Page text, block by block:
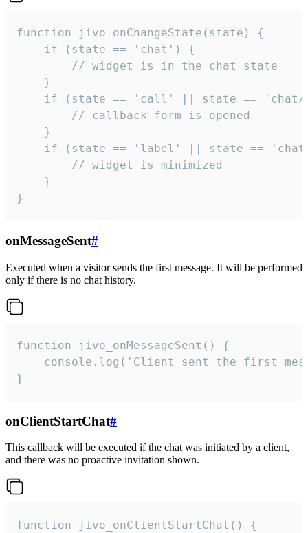
function jivo_onChangeState(state) {
    if (state == 'chat') {
        // widget is in the chat state
    }
if (state == 'call' || state ==
        // callback form is opened
    }
if (state == 'label' || state ==
        // widget is minimized
    }
}
onMessageSent#
Executed when a visitor sends the first message. It will be performed
only if there is no chat history.
function jivo_onMessageSent() {
console.log('Client sent the first
}
onClientStartChat#
This callback will be executed if the chat was initiated by a client,
and there was no proactive invitation shown.
function jivo_onClientStartChat() {